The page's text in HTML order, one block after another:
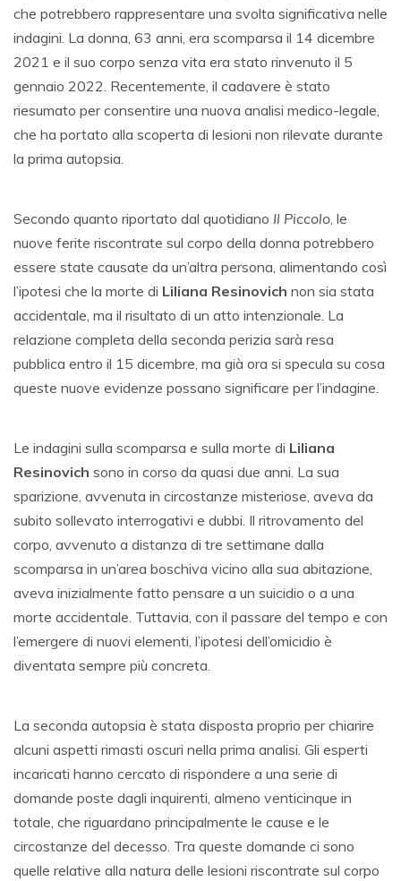
che potrebbero rappresentare una svolta significativa nelle
indagini. La donna, 63 anni, era scomparsa il 14 dicembre
2021 e il suo corpo senza vita era stato rinvenuto il 5
gennaio 2022. Recentemente, il cadavere è stato
riesumato per consentire una nuova analisi medico-legale,
che ha portato alla scoperta di lesioni non rilevate durante
la prima autopsia.
Secondo quanto riportato dal quotidiano Il Piccolo, le
nuove ferite riscontrate sul corpo della donna potrebbero
essere state causate da un’altra persona, alimentando così
l’ipotesi che la morte di Liliana Resinovich non sia stata
accidentale, ma il risultato di un atto intenzionale. La
relazione completa della seconda perizia sarà resa
pubblica entro il 15 dicembre, ma già ora si specula su cosa
queste nuove evidenze possano significare per l’indagine.
Le indagini sulla scomparsa e sulla morte di Liliana
Resinovich sono in corso da quasi due anni. La sua
sparizione, avvenuta in circostanze misteriose, aveva da
subito sollevato interrogativi e dubbi. Il ritrovamento del
corpo, avvenuto a distanza di tre settimane dalla
scomparsa in un’area boschiva vicino alla sua abitazione,
aveva inizialmente fatto pensare a un suicidio o a una
morte accidentale. Tuttavia, con il passare del tempo e con
l’emergere di nuovi elementi, l’ipotesi dell’omicidio è
diventata sempre più concreta.
La seconda autopsia è stata disposta proprio per chiarire
alcuni aspetti rimasti oscuri nella prima analisi. Gli esperti
incaricati hanno cercato di rispondere a una serie di
domande poste dagli inquirenti, almeno venticinque in
totale, che riguardano principalmente le cause e le
circostanze del decesso. Tra queste domande ci sono
quelle relative alla natura delle lesioni riscontrate sul corpo